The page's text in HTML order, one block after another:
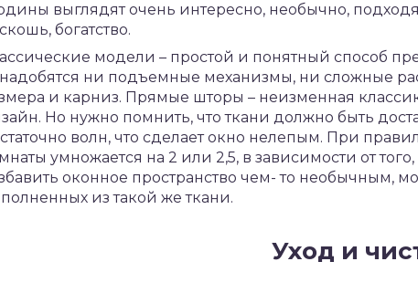
выглядят очень интересно, необычно,
богатство.
модели – простой и понятный способ
ни подъемные механизмы, ни сложные
и карниз. Прямые шторы – неизменная
Но нужно помнить, что ткани должно быть
волн, что сделает окно нелепым. При
умножается на 2 или 2,5, в зависимости от
оконное пространство чем- то необычным,
из такой же ткани.
Уход и